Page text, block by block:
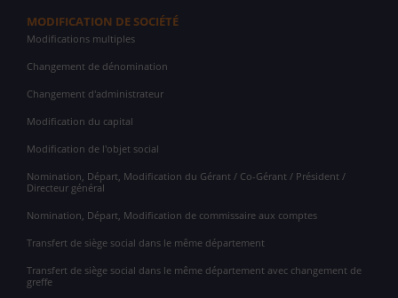
MODIFICATION DE SOCIÉTÉ
Modifications multiples
Changement de dénomination
Changement d'administrateur
Modification du capital
Modification de l'objet social
Nomination, Départ, Modification du Gérant / Co-Gérant / Président /
Directeur général
Nomination, Départ, Modification de commissaire aux comptes
Transfert de siège social dans le même département
Transfert de siège social dans le même département avec changement de
greffe